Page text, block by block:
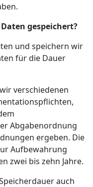
gespeichert?
und speichern wir
für die Dauer
verschiedenen
Abgabenordnung
ergeben. Die
Aufbewahrung
zwei bis zehn Jahre.
auch